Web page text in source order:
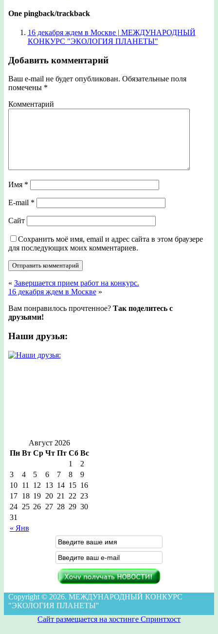
One pingback/trackback
16 декабря ждем в Москве | МЕЖДУНАРОДНЫЙ
КОНКУРС "ЭКОЛОГИЯ ПЛАНЕТЫ"
Добавить комментарий
Ваш e-mail не будет опубликован. Обязательные поля
помечены *
Комментарий
Имя *
E-mail *
Сайт
Сохранить моё имя, email и адрес сайта в этом браузере
для последующих моих комментариев.
« Завершается прием работ на конкурс.
16 декабря ждем в Москве»
Вам понравилось прочтенное?Так поделитесь с
друзьями!
Наши друзья:
Август 2026
Пн Вт Ср Чт Пт Сб Вс
« Янв
1
2
3
4 5 6 7 8
9
10
11 12 13 14 15 16
17
18 19 20 21 22 23
24
25 26 27 28 29 30
31
Copyright © 2026. МЕЖДУНАРОДНЫЙ КОНКУРС
"ЭКОЛОГИЯ ПЛАНЕТЫ"
Сайт размещается на хостинге Спринтхост